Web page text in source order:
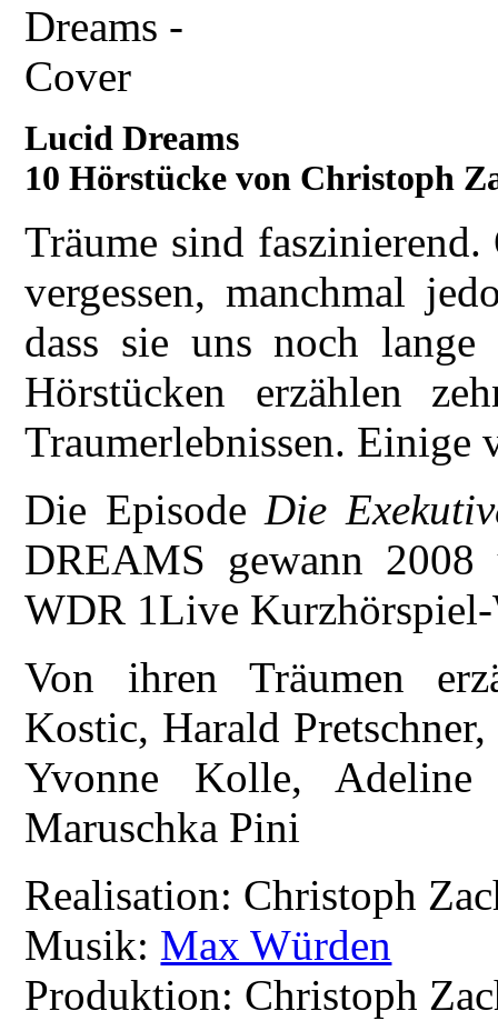
Lucid Dreams
10 Hörstücke von Christoph
Träume sind
vergessen, manchmal
dass sie uns noch
Hörstücken erzählen
Traumerlebnissen. Einige
Die Episode Die
DREAMS gewann
WDR 1Live Kurzhörspiel-
Von ihren Träumen
Kostic, Harald
Yvonne Kolle, Adeline
Maruschka Pini
Realisation: Christoph
Musik: Max Würden
Produktion: Christoph